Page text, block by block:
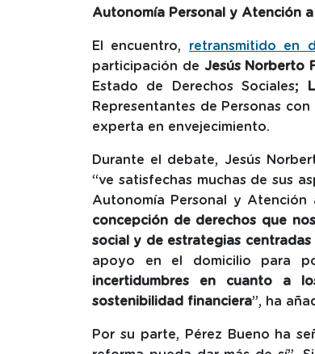
Autonomía Personal y Atención a
El encuentro, retransmitido en
participación de Jesús Norberto
Estado de Derechos Sociales;
Representantes de Personas
experta en envejecimiento.
Durante el debate, Jesús
“ve satisfechas muchas de sus
Autonomía Personal y
concepción de derechos que
social y de estrategias centradas
apoyo en el domicilio para
incertidumbres en cuanto a
sostenibilidad financiera”, ha
Por su parte, Pérez Bueno ha